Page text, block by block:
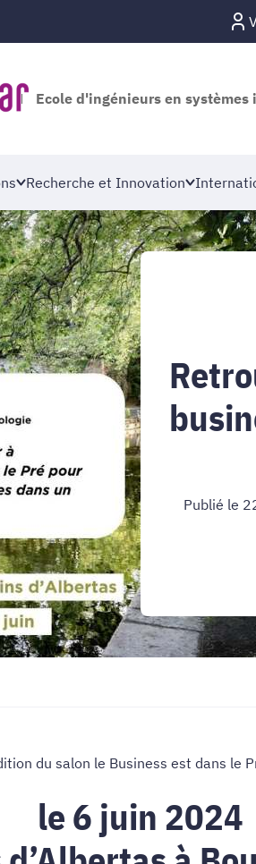
Ecole d'ingénieurs en
Recherche et Innovation
Publié le
du salon le Business est dans le
le 6 juin 2024